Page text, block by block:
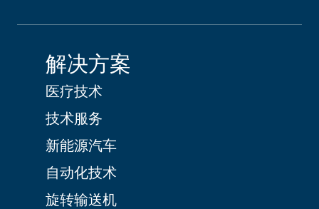
解决方案
医疗技术
技术服务
新能源汽车
自动化技术
旋转输送机